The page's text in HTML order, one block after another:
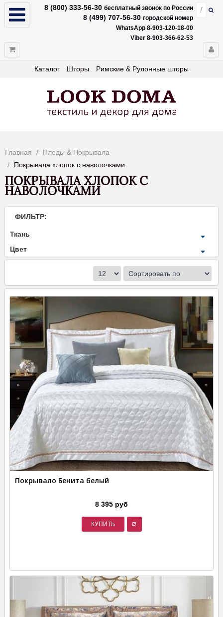
8 (800) 333-56-30 бесплатный звонок по России
8 (499) 707-56-30 городской номер
WhatsApp 8-903-120-18-00
Viber 8-903-366-62-53
Каталог Шторы Римские & Рулонные шторы
Главная
Пледы & Покрывала
Покрывала хлопок с наволочками
ПОКРЫВАЛА ХЛОПОК С
НАВОЛОЧКАМИ
ФИЛЬТР:
Ткань
Цвет
Покрывало Бенита белый
8 395 руб
КУПИТЬ